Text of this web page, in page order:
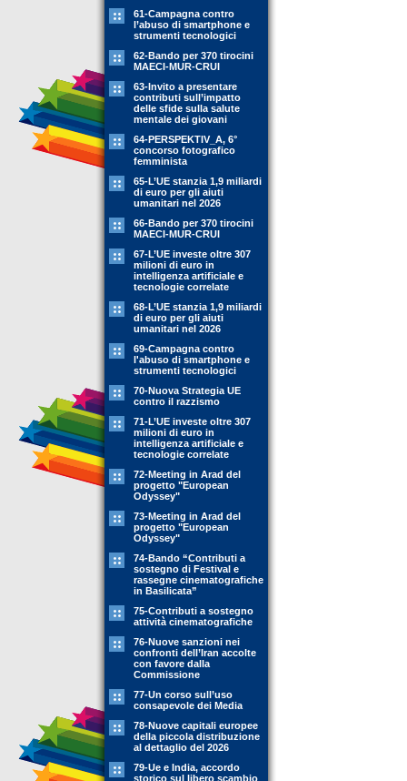
61-Campagna contro
l’abuso di smartphone e
strumenti tecnologici
62-Bando per 370 tirocini
MAECI-MUR-CRUI
63-Invito a presentare
contributi sull’impatto
delle sfide sulla salute
mentale dei giovani
64-PERSPEKTIV_A, 6°
concorso fotografico
femminista
65-L’UE stanzia 1,9 miliardi
di euro per gli aiuti
umanitari nel 2026
66-Bando per 370 tirocini
MAECI-MUR-CRUI
67-L’UE investe oltre 307
milioni di euro in
intelligenza artificiale e
tecnologie correlate
68-L’UE stanzia 1,9 miliardi
di euro per gli aiuti
umanitari nel 2026
69-Campagna contro
l'abuso di smartphone e
strumenti tecnologici
70-Nuova Strategia UE
contro il razzismo
71-L’UE investe oltre 307
milioni di euro in
intelligenza artificiale e
tecnologie correlate
72-Meeting in Arad del
progetto "European
Odyssey"
73-Meeting in Arad del
progetto "European
Odyssey"
74-Bando “Contributi a
sostegno di Festival e
rassegne cinematografiche
in Basilicata”
75-Contributi a sostegno
attività cinematografiche
76-Nuove sanzioni nei
confronti dell’Iran accolte
con favore dalla
Commissione
77-Un corso sull’uso
consapevole dei Media
78-Nuove capitali europee
della piccola distribuzione
al dettaglio del 2026
79-Ue e India, accordo
storico sul libero scambio